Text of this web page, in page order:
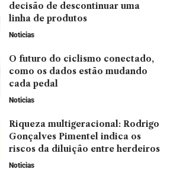
decisão de descontinuar uma
linha de produtos
Noticias
O futuro do ciclismo conectado,
como os dados estão mudando
cada pedal
Noticias
Riqueza multigeracional: Rodrigo
Gonçalves Pimentel indica os
riscos da diluição entre herdeiros
Noticias